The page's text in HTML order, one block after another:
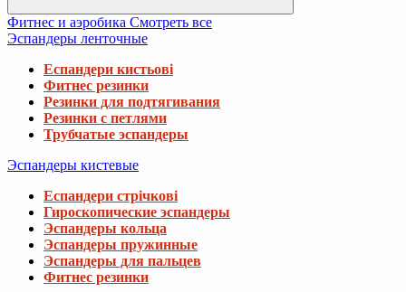
Фитнес и аэробика Смотреть все
Эспандеры ленточные
Еспандери кистьові
Фитнес резинки
Резинки для подтягивания
Резинки с петлями
Трубчатые эспандеры
Эспандеры кистевые
Еспандери стрічкові
Гироскопические эспандеры
Эспандеры кольца
Эспандеры пружинные
Эспандеры для пальцев
Фитнес резинки